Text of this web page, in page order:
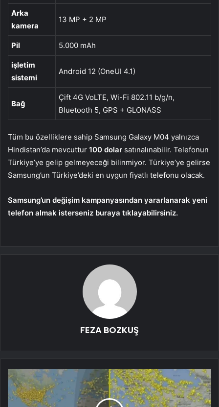
Arka
kamera
13 MP + 2 MP
Pil 5.000 mAh
işletim
sistemi
Android 12 (OneUI 4.1)
Bağ
Çift 4G VoLTE, Wi-Fi 802.11 b/g/n,
Bluetooth 5, GPS + GLONASS
Tüm bu özelliklere sahip Samsung Galaxy M04 yalnızca
Hindistan’da mevcuttur 100 dolar satınalınabilir. Telefonun
Türkiye’ye gelip gelmeyeceği bilinmiyor. Türkiye’ye gelirse
Samsung’un Türkiye’deki en uygun fiyatlı telefonu olacak.
Samsung’un değişim kampanyasından yararlanarak yeni
telefon almak isterseniz buraya tıklayabilirsiniz.
FEZA BOZKUŞ